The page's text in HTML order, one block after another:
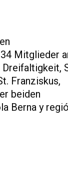
Mitglieder
Franziskus,
beiden
Berna y